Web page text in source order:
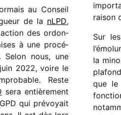
au Conseil
de la nLPD,
des ordon­
à une procé­
Selon nous, une
2022, voire le
Reste
sera entiè­re­ment
qui prévoyait
raison
Sur
la
que le